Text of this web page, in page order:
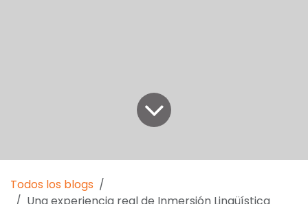
Todos los blogs
Una experiencia real de Inmersión Lingüística